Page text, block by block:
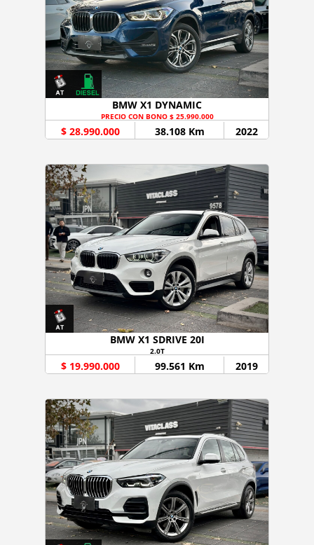
BMW X1 DYNAMIC
PRECIO CON BONO $ 25.990.000
$ 28.990.000 38.108 Km 2022
BMW X1 SDRIVE 20I
2.0T
$ 19.990.000 99.561 Km 2019